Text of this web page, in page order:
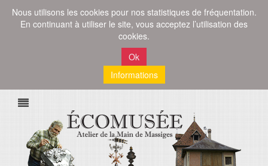
Nous utilisons les cookies pour nos statistiques de fréquentation.
En continuant à utiliser le site, vous acceptez l’utilisation des
cookies.
Ok
Informations